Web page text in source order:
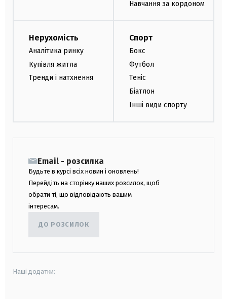
Навчання за кордоном
Нерухомість
Аналітика ринку
Купівля житла
Тренди і натхнення
Спорт
Бокс
Футбол
Теніс
Біатлон
Інші види спорту
Email - розсилка
Будьте в курсі всіх новин і оновлень!
Перейдіть на сторінку наших розсилок, щоб
обрати ті, що відповідають вашим
інтересам.
ДО РОЗСИЛОК
Наші додатки: